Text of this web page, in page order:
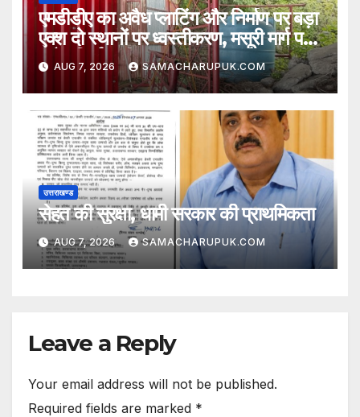
एमडीडीए का अवैध प्लाटिंग और निर्माण पर बड़ा
एक्श दो स्थानों पर ध्वस्तीकरण, मसूरी मार्ग पर
अवैध निर्माण सील
AUG 7, 2026 SAMACHARUPUK.COM
उत्तराखण्ड
सेहत की सुरक्षा, धामी सरकार की प्राथमिकता
AUG 7, 2026 SAMACHARUPUK.COM
Leave a Reply
Your email address will not be published.
Required fields are marked *